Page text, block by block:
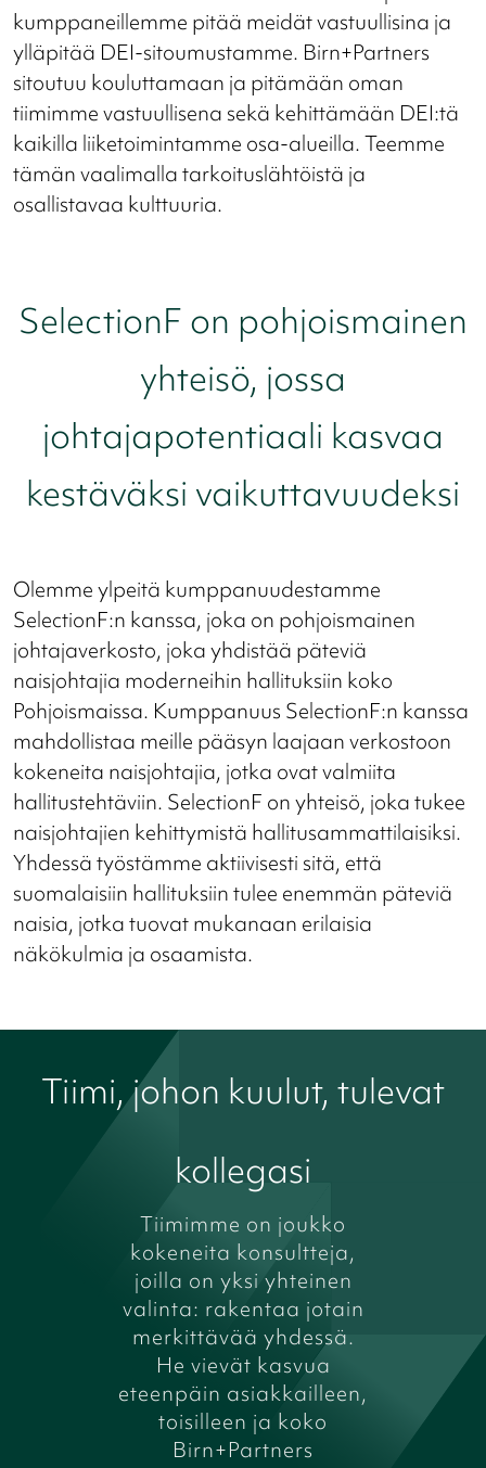
kumppaneillemme pitää meidät vastuullisina ja
ylläpitää DEI-sitoumustamme. Birn+Partners
sitoutuu kouluttamaan ja pitämään oman
tiimimme vastuullisena sekä kehittämään DEI:tä
kaikilla liiketoimintamme osa-alueilla. Teemme
tämän vaalimalla tarkoituslähtöistä ja
osallistavaa kulttuuria.
SelectionF on pohjoismainen
yhteisö, jossa
johtajapotentiaali kasvaa
kestäväksi vaikuttavuudeksi
Olemme ylpeitä kumppanuudestamme
SelectionF:n kanssa, joka on pohjoismainen
johtajaverkosto, joka yhdistää päteviä
naisjohtajia moderneihin hallituksiin koko
Pohjoismaissa. Kumppanuus SelectionF:n kanssa
mahdollistaa meille pääsyn laajaan verkostoon
kokeneita naisjohtajia, jotka ovat valmiita
hallitustehtäviin. SelectionF on yhteisö, joka tukee
naisjohtajien kehittymistä hallitusammattilaisiksi.
Yhdessä työstämme aktiivisesti sitä, että
suomalaisiin hallituksiin tulee enemmän päteviä
naisia, jotka tuovat mukanaan erilaisia
näkökulmia ja osaamista.
Tiimi, johon kuulut, tulevat
kollegasi
Tiimimme on joukko
kokeneita konsultteja,
joilla on yksi yhteinen
valinta: rakentaa jotain
merkittävää yhdessä.
He vievät kasvua
eteenpäin asiakkailleen,
toisilleen ja koko
Birn+Partners